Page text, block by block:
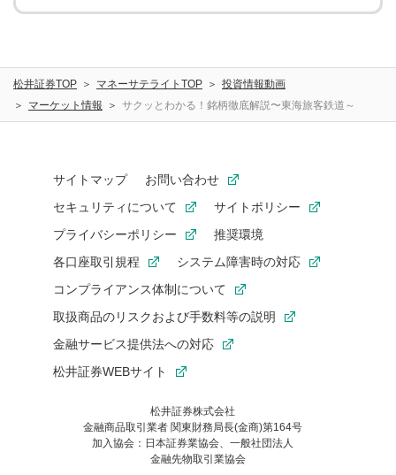
松井証券TOP マネーサテライトTOP
投資情報動画
マーケット情報
サクッとわかる！銘柄徹底解説〜東海旅客鉄道～
サイトマップ
お問い合わせ
セキュリティについて
サイトポリシー
プライバシーポリシー
推奨環境
各口座取引規程
システム障害時の対応
コンプライアンス体制について
取扱商品のリスクおよび手数料等の説明
金融サービス提供法への対応
松井証券WEBサイト
松井証券株式会社
金融商品取引業者 関東財務局長(金商)第164号
加入協会：日本証券業協会、一般社団法人
金融先物取引業協会
お気に入り機能は松井証券の会員限定の機能です。
お気に入り登録いただくと、後からいつでもお気に入りのコンテ
ンツを一覧でご確認いただけます。